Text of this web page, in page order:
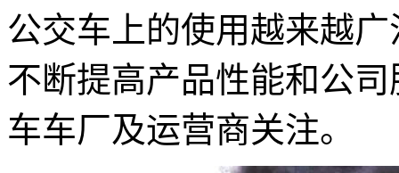
公交车上的使用越来越
不断提高产品性能和公
车车厂及运营商关注。